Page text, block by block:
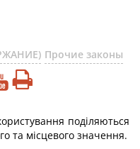
Прочие законы
поділяються
та місцевого значення.